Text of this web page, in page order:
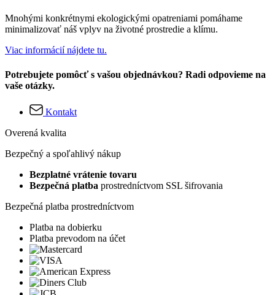
Mnohými konkrétnymi ekologickými opatreniami pomáhame
minimalizovať náš vplyv na životné prostredie a klímu.
Viac informácií nájdete tu.
Potrebujete pomôcť s vašou objednávkou? Radi odpovieme na
vaše otázky.
Kontakt
Overená kvalita
Bezpečný a spoľahlivý nákup
Bezplatné vrátenie tovaru
Bezpečná platba prostredníctvom SSL šifrovania
Bezpečná platba prostredníctvom
Platba na dobierku
Platba prevodom na účet